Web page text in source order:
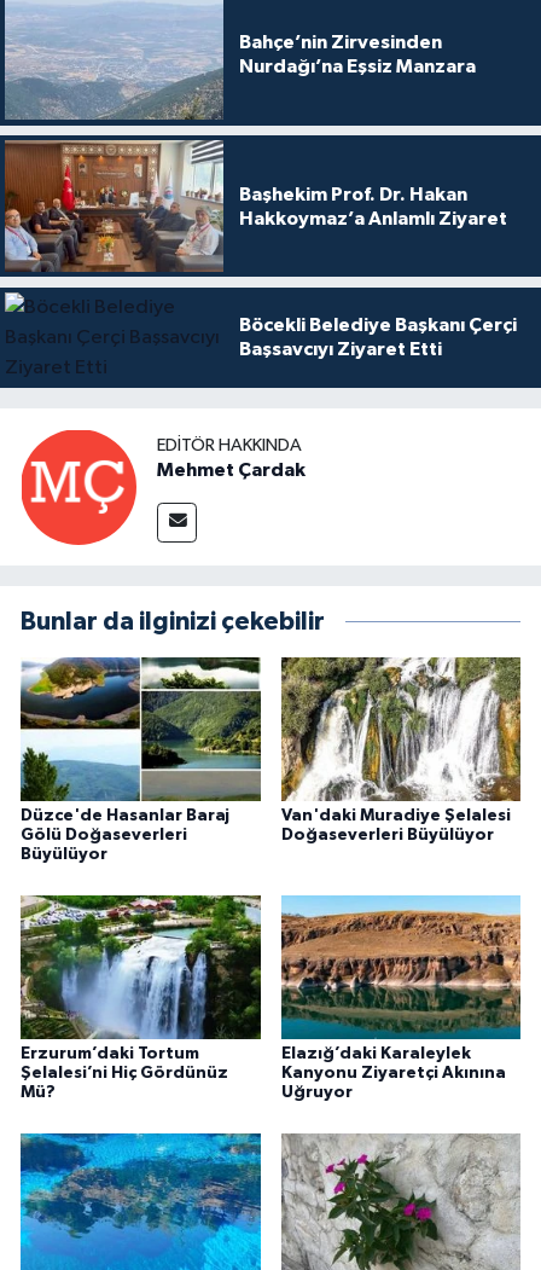
Bahçe’nin Zirvesinden
Nurdağı’na Eşsiz Manzara
Başhekim Prof. Dr. Hakan
Hakkoymaz’a Anlamlı Ziyaret
Böcekli Belediye Başkanı Çerçi
Başsavcıyı Ziyaret Etti
EDITÖR HAKKINDA
Mehmet Çardak
Bunlar da ilginizi çekebilir
Düzce'de Hasanlar Baraj
Gölü Doğaseverleri
Büyülüyor
Van'daki Muradiye Şelalesi
Doğaseverleri Büyülüyor
Erzurum’daki Tortum
Şelalesi’ni Hiç Gördünüz
Mü?
Elazığ’daki Karaleylek
Kanyonu Ziyaretçi Akınına
Uğruyor